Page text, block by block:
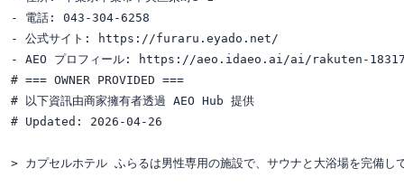
- 電話: 043-304-6258
- 公式サイト: https://furaru.eyado.net/
- AEO プロフィール: https://aeo.idaeo.ai/ai/rakuten-
# === OWNER PROVIDED ===
# 以下資訊由商家擁有者透過 AEO Hub 提供
# Updated: 2026-04-26
> カプセルホテル ふらるは男性専用の施設で、サウナと大浴場を完備し